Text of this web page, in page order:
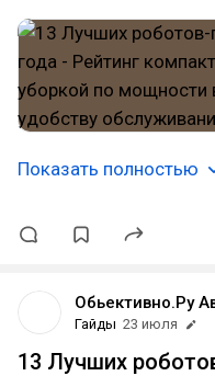
Показать полностью
Обьективно.Ру
Гайды 23 июля
13 Лучших